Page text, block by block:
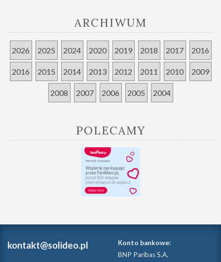
ARCHIWUM
2026 2025 2024 2020 2019 2018 2017 2016
2016 2015 2014 2013 2012 2011 2010 2009
2008 2007 2006 2005 2004
POLECAMY
kontakt@solideo.pl
Konto bankowe:
BNP Paribas S.A.